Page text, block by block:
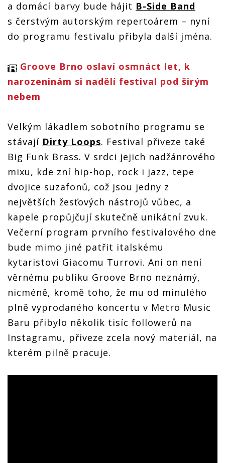
a domácí barvy bude hájit B-Side Band
s čerstvým autorským repertoárem – nyní
do programu festivalu přibyla další jména.
Groove Brno oslaví osmnáct let, k
narozeninám si nadělí festival pod širým
nebem
Velkým lákadlem sobotního programu se
stávají Dirty Loops. Festival přiveze také
Big Funk Brass. V srdci jejich nadžánrového
mixu, kde zní hip-hop, rock i jazz, tepe
dvojice suzafonů, což jsou jedny z
největších žesťových nástrojů vůbec, a
kapele propůjčují skutečně unikátní zvuk.
Večerní program prvního festivalového dne
bude mimo jiné patřit italskému
kytaristovi Giacomu Turrovi. Ani on není
věrnému publiku Groove Brno neznámý,
nicméně, kromě toho, že mu od minulého
plně vyprodaného koncertu v Metro Music
Baru přibylo několik tisíc followerů na
Instagramu, přiveze zcela nový materiál, na
kterém pilně pracuje.